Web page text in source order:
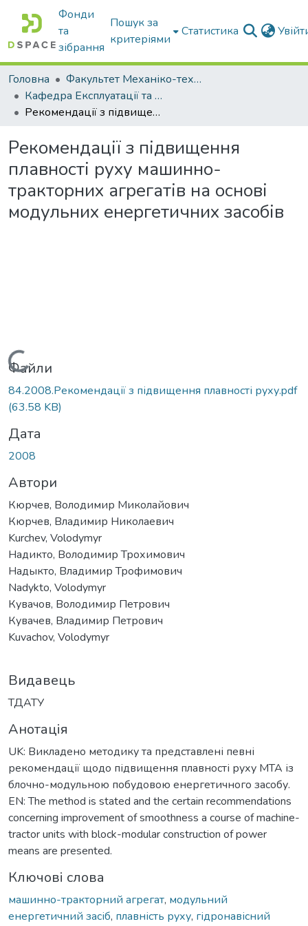
Фонди
та
зібрання
Пошук за
критеріями
Статистика
Головна
Факультет Механіко-технологічний
Кафедра Експлуатації та технічного сервісу машин
Рекомендації з підвищення плавності руху машинно-тракторних агрегатів на основі модульних енергетичних засобів
Рекомендації з підвищення
плавності руху машинно-
тракторних агрегатів на основі
модульних енергетичних засобів
Вантажиться...
Файли
84.2008.Рекомендації з підвищення плавності руху.pdf
(63.58 KB)
Дата
2008
Автори
Кюрчев, Володимир Миколайович
Кюрчев, Владимир Николаевич
Kurchev, Volodymyr
Надикто, Володимир Трохимович
Надыкто, Владимир Трофимович
Nadykto, Volodymyr
Кувачов, Володимир Петрович
Кувачев, Владимир Петрович
Kuvachov, Volodymyr
Видавець
ТДАТУ
Анотація
UK: Викладено методику та представлені певні
рекомендації щодо підвищення плавності руху МТА із
блочно-модульною побудовою енергетичного засобу.
EN: The method is stated and the certain recommendations
concerning improvement of smoothness a course of machine-
tractor units with block-modular construction of power
means are presented.
Ключові слова
машинно-тракторний агрегат, модульний
енергетичний засіб, плавність руху, гідронавісний